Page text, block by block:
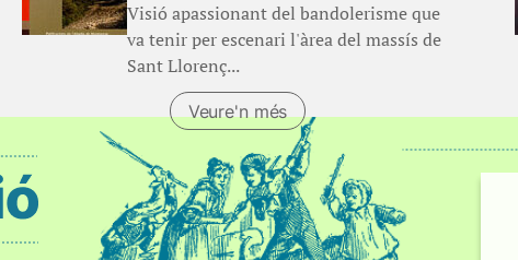
Visió apassionant del bandolerisme que
va tenir per escenari l'àrea del massís de
Sant Llorenç...
Veure'n més
(Llibres)